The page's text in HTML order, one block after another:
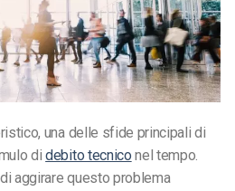
una delle sfide principali di
didebito tecnico nel tempo.
aggirare questo problema